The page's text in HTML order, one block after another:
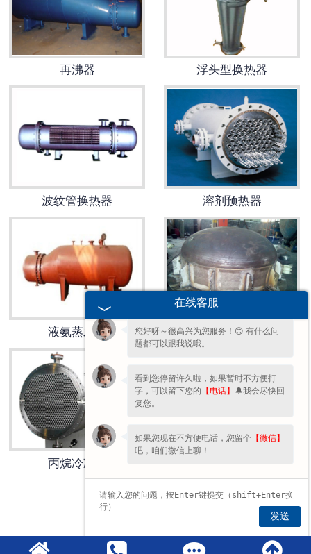
再沸器 浮头型换热器
波纹管换热器 溶剂预热器
液氨蒸发器 不锈钢铅锅
丙烷冷凝器
1 2 »
在线客服
欢迎您的咨询，期待为您服务!
您好呀～很高兴为您服务！😊 有什么问
题都可以跟我说哦。
看到您停留许久啦，如果暂时不方便打
字，可以留下您的 【电话】 🔔我会尽快回
复您。
如果您现在不方便电话，您留个 【微信】
吧，咱们微信上聊！
发送